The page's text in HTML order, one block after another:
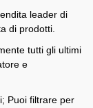
leader di
di prodotti.
tutti gli ultimi
e
Puoi filtrare per